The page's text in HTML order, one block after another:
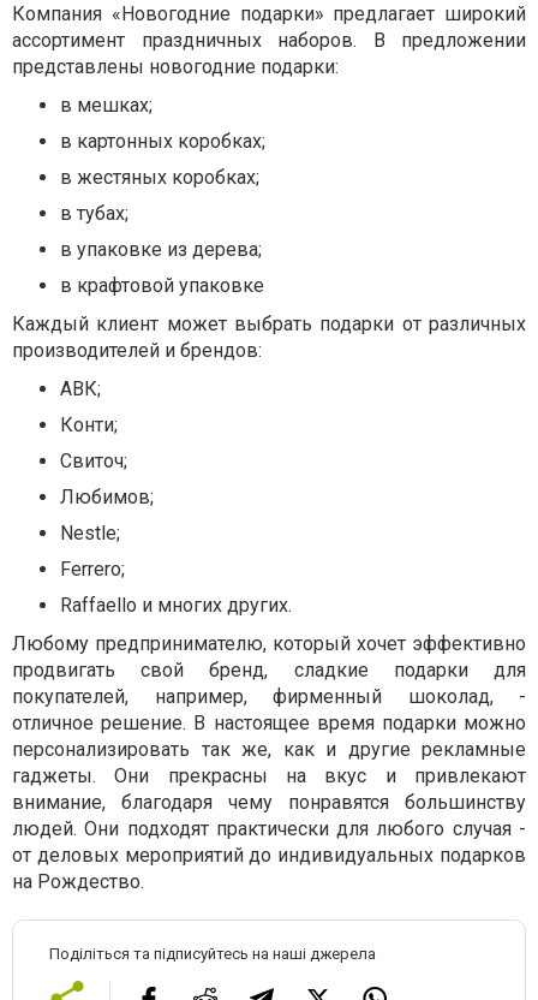
Компания «Новогодние подарки» предлагает широкий
ассортимент праздничных наборов. В предложении
представлены новогодние подарки:
в мешках;
в картонных коробках;
в жестяных коробках;
в тубах;
в упаковке из дерева;
в крафтовой упаковке
Каждый клиент может выбрать подарки от различных
производителей и брендов:
АВК;
Конти;
Свиточ;
Любимов;
Nestle;
Ferrero;
Raffaello и многих других.
Любому предпринимателю, который хочет эффективно
продвигать свой бренд, сладкие подарки для
покупателей, например, фирменный шоколад, -
отличное решение. В настоящее время подарки можно
персонализировать так же, как и другие рекламные
гаджеты. Они прекрасны на вкус и привлекают
внимание, благодаря чему понравятся большинству
людей. Они подходят практически для любого случая -
от деловых мероприятий до индивидуальных подарков
на Рождество.
Поділіться та підписуйтесь на наші джерела